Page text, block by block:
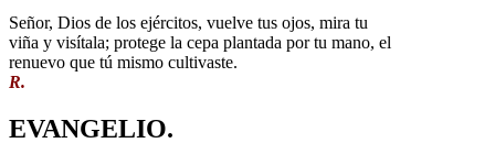
Señor, Dios de los ejércitos, vuelve tus ojos, mira tu
viña y visítala; protege la cepa plantada por tu mano, el
renuevo que tú mismo cultivaste.
R.
EVANGELIO.